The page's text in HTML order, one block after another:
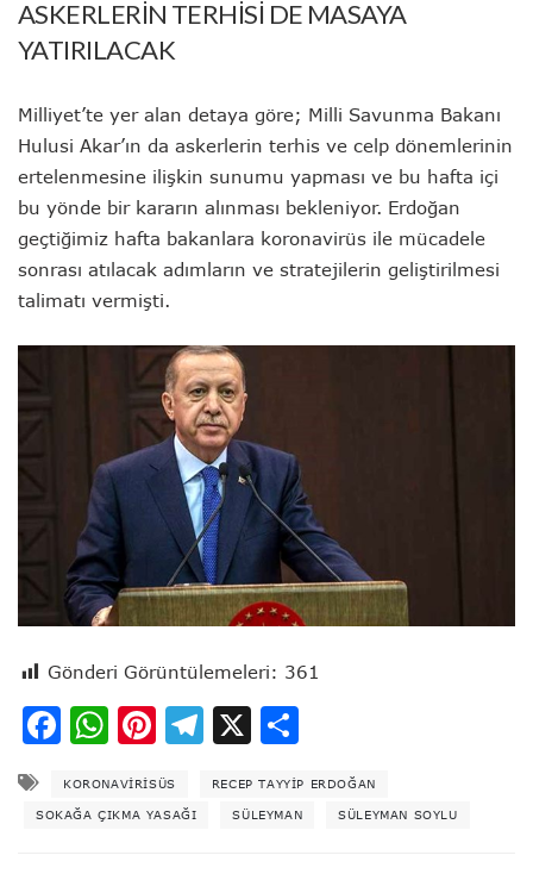
ASKERLERİN TERHİSİ DE MASAYA
YATIRILACAK
Milliyet’te yer alan detaya göre; Milli Savunma Bakanı
Hulusi Akar’ın da askerlerin terhis ve celp dönemlerinin
ertelenmesine ilişkin sunumu yapması ve bu hafta içi
bu yönde bir kararın alınması bekleniyor. Erdoğan
geçtiğimiz hafta bakanlara koronavirüs ile mücadele
sonrası atılacak adımların ve stratejilerin geliştirilmesi
talimatı vermişti.
Gönderi Görüntülemeleri: 361
Facebook
WhatsApp
Pinterest
Telegram
X
KORONAVİRİSÜS RECEP TAYYIP ERDOĞAN
SOKAĞA ÇIKMA YASAĞI SÜLEYMAN SÜLEYMAN SOYLU